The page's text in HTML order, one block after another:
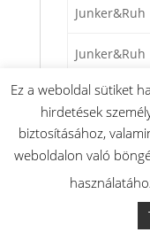
Junker&Ruh
Junker&Ruh
Junker&Ruh
Junker&Ruh
Junker&Ruh
Ez a weboldal sütiket
hirdetések
biztosításához,
weboldalon való